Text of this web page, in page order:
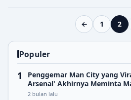
← 1 2
Populer
Penggemar Man City yang
Arsenal' Akhirnya Meminta
2 bulan lalu